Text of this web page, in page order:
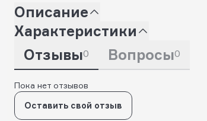
Описание
Характеристики
Отзывы0 Вопросы0
Пока нет отзывов
Оставить свой отзыв